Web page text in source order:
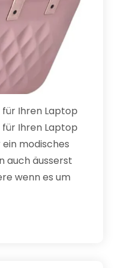
Ihren Laptop
Ihren Laptop
modisches
auch äusserst
wenn es um